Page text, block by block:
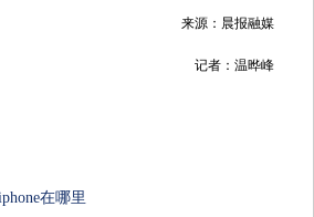
来源：晨报融媒
记者：温晔峰
在哪里